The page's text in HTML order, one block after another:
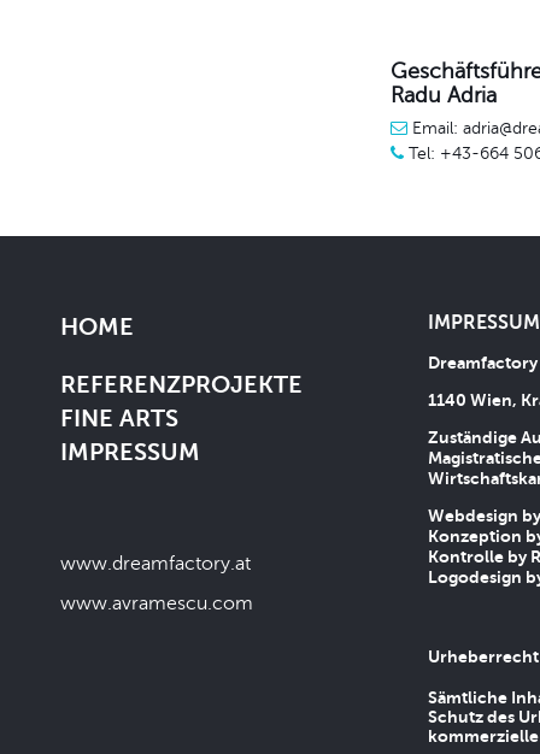
Radu Adria
Email:
Tel: +43-664
HOME
REFERENZPROJEKTE
FINE ARTS
IMPRESSUM
www.dreamfactory.at
www.avramescu.com
1140 Wien,
Zuständige
Webdesign
Konzeption
Kontrolle by
Logodesign
Urheberrecht
Sämtliche
Schutz des